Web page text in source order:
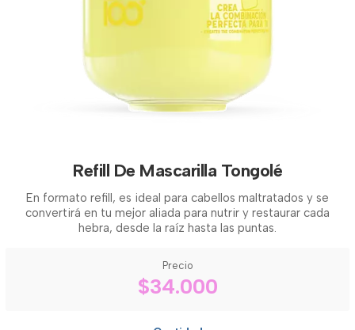
Refill De Mascarilla Tongolé
En formato refill, es ideal para cabellos maltratados y se
convertirá en tu mejor aliada para nutrir y restaurar cada
hebra, desde la raíz hasta las puntas.
Precio
$34.000